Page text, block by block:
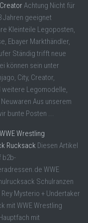
Achtung Nicht für
Jahren geeignet
Kleinteile Legoposten,
Ebayer Markthändler,
Ständig trifft neue
können sein unter
City, Creator,
weitere Legomodelle,
Aus unserem
bunte Posten ...
Wrestling
Rucksack Diesen Artikel
b2b-
WWE
Schulranzen
Mysterio + Undertaker
mit WWE Wrestling
mit